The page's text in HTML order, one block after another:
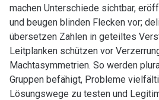
machen Unterschiede sichtbar,
und beugen blinden Flecken vor;
übersetzen Zahlen in geteiltes
Leitplanken schützen vor
Machtasymmetrien. So werden
Gruppen befähigt, Probleme
Lösungswege zu testen und